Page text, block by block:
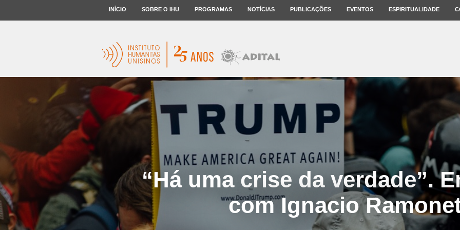
INÍCIO SOBRE O IHU PROGRAMAS NOTÍCIAS PUBLICAÇÕES EVENTOS ESPIRITUALIDADE
“Há uma crise da verdade”.
com Ignacio